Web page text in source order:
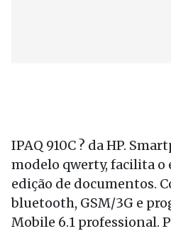
IPAQ 910C ? da HP.
modelo qwerty, facilita o
edição de documentos.
bluetooth, GSM/3G e
Mobile 6.1 professional.